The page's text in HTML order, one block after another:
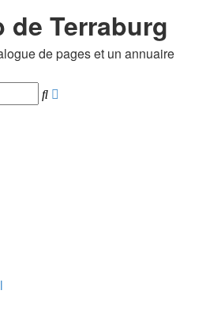
de Terraburg
de pages et un annuaire
Rechercher